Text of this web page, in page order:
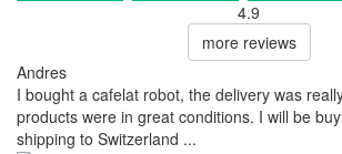
4.9
more reviews
Andres
I bought a cafelat robot, the delivery was
products were in great conditions. I will be
shipping to Switzerland ...